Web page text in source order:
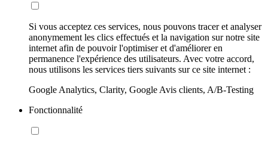
Si vous acceptez ces services, nous pouvons tracer et analyser
anonymement les clics effectués et la navigation sur notre site
internet afin de pouvoir l'optimiser et d'améliorer en
permanence l'expérience des utilisateurs. Avec votre accord,
nous utilisons les services tiers suivants sur ce site internet :
Google Analytics, Clarity, Google Avis clients, A/B-Testing
Fonctionnalité